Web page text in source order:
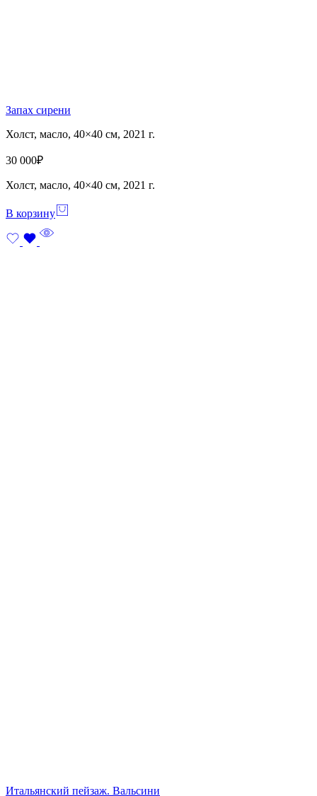
Запах сирени
Холст, масло, 40×40 см, 2021 г.
30 000₽
Холст, масло, 40×40 см, 2021 г.
В корзину
Итальянский пейзаж. Вальсини